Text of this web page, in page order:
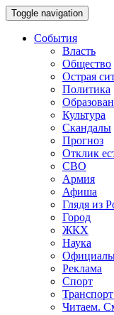
Toggle navigation
События
Власть
Общество
Острая
Политика
Культура
Скандалы
Прогноз
Отклик
СВО
Армия
Афиша
Глядя из
Город
ЖКХ
Наука
Реклама
Спорт
Читаем.